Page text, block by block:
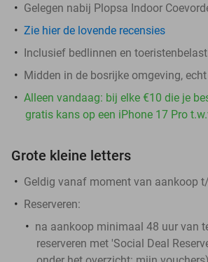
Gelegen nabij Plopsa Indoor
Zie hier de lovende recensies
Inclusief bedlinnen en
Midden in de bosrijke omgeving,
Alleen vandaag: bij elke €10 die je
gratis kans op een iPhone 17 Pro
Grote kleine letters
Geldig vanaf moment van aankoop
Reserveren:
na aankoop minimaal 48 uur van
reserveren met 'Social Deal